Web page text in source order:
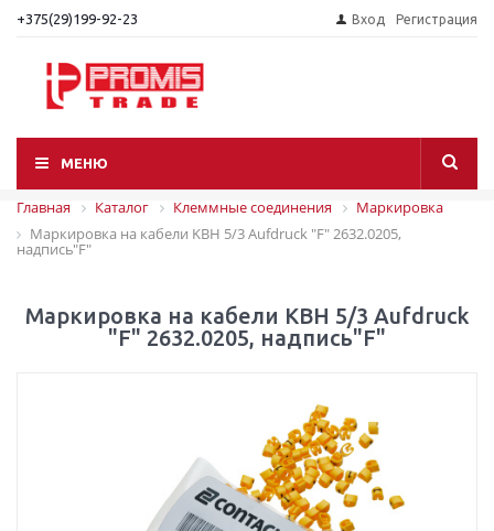
+375(29)199-92-23 Вход Регистрация
МЕНЮ
Главная Каталог Клеммные соединения
Маркировка
Маркировка на кабели KBH 5/3 Aufdruck "F" 2632.0205,
надпись"F"
Маркировка на кабели KBH 5/3 Aufdruck
"F" 2632.0205, надпись"F"